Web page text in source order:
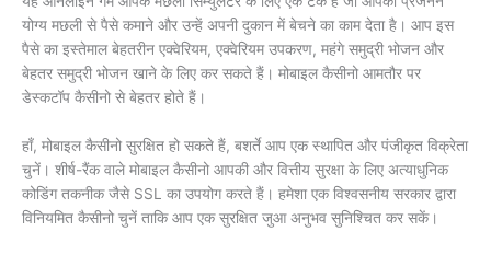
योग्य मछली से पैसे कमाने और उन्हें अपनी दुकान में बेचने का काम देता है। आप इस
पैसे का इस्तेमाल बेहतरीन एक्वेरियम, एक्वेरियम उपकरण, महंगे समुद्री भोजन और
बेहतर समुद्री भोजन खाने के लिए कर सकते हैं। मोबाइल कैसीनो आमतौर पर
डेस्कटॉप कैसीनो से बेहतर होते हैं।
हाँ, मोबाइल कैसीनो सुरक्षित हो सकते हैं, बशर्ते आप एक स्थापित और पंजीकृत विक्रेता
चुनें। शीर्ष-रैंक वाले मोबाइल कैसीनो आपकी और वित्तीय सुरक्षा के लिए अत्याधुनिक
कोडिंग तकनीक जैसे SSL का उपयोग करते हैं। हमेशा एक विश्वसनीय सरकार द्वारा
विनियमित कैसीनो चुनें ताकि आप एक सुरक्षित जुआ अनुभव सुनिश्चित कर सकें।